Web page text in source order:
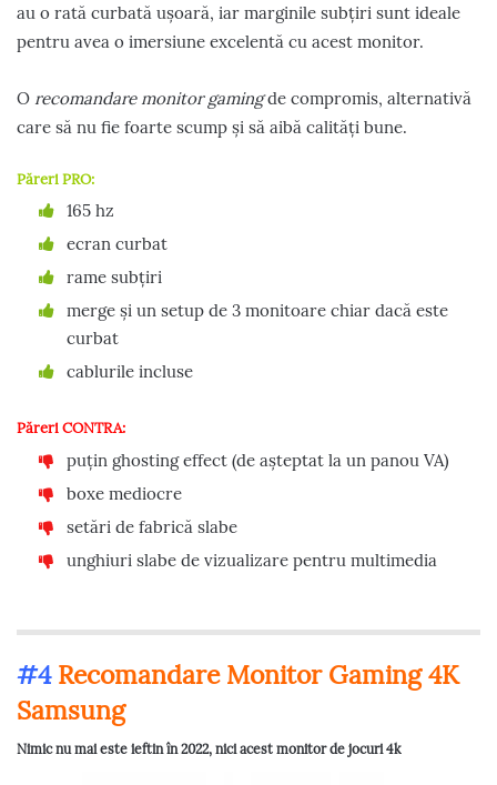
au o rată curbată ușoară, iar marginile subțiri sunt ideale
pentru avea o imersiune excelentă cu acest monitor.
O recomandare monitor gamingde compromis, alternativă
care să nu fie foarte scump și să aibă calități bune.
Păreri PRO:
165 hz
ecran curbat
rame subțiri
merge și un setup de 3 monitoare chiar dacă este
curbat
cablurile incluse
Păreri CONTRA:
puțin ghosting effect (de așteptat la un panou VA)
boxe mediocre
setări de fabrică slabe
unghiuri slabe de vizualizare pentru multimedia
#4Recomandare Monitor Gaming 4K
Samsung
Nimic nu mai este ieftin în 2022, nici acest monitor de jocuri 4k